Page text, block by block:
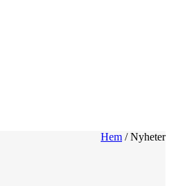
Hem /Nyheter